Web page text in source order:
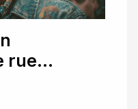
rue
en un